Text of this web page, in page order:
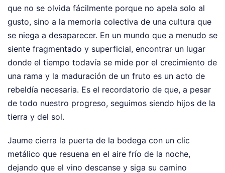
que no se olvida fácilmente porque no apela solo al
gusto, sino a la memoria colectiva de una cultura que
se niega a desaparecer. En un mundo que a menudo se
siente fragmentado y superficial, encontrar un lugar
donde el tiempo todavía se mide por el crecimiento de
una rama y la maduración de un fruto es un acto de
rebeldía necesaria. Es el recordatorio de que, a pesar
de todo nuestro progreso, seguimos siendo hijos de la
tierra y del sol.
Jaume cierra la puerta de la bodega con un clic
metálico que resuena en el aire frío de la noche,
dejando que el vino descanse y siga su camino